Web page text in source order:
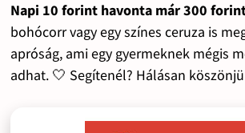
Napi 10 forint havonta már 300
bohócorr vagy egy színes ceruza is
apróság, ami egy gyermeknek mégis
adhat. 🤍 Segítenél? Hálásan